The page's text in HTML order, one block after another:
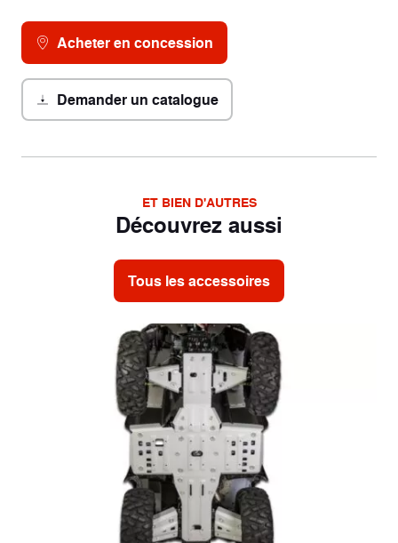
Acheter en concession
Demander un catalogue
ET BIEN D'AUTRES
Découvrez aussi
Tous les accessoires